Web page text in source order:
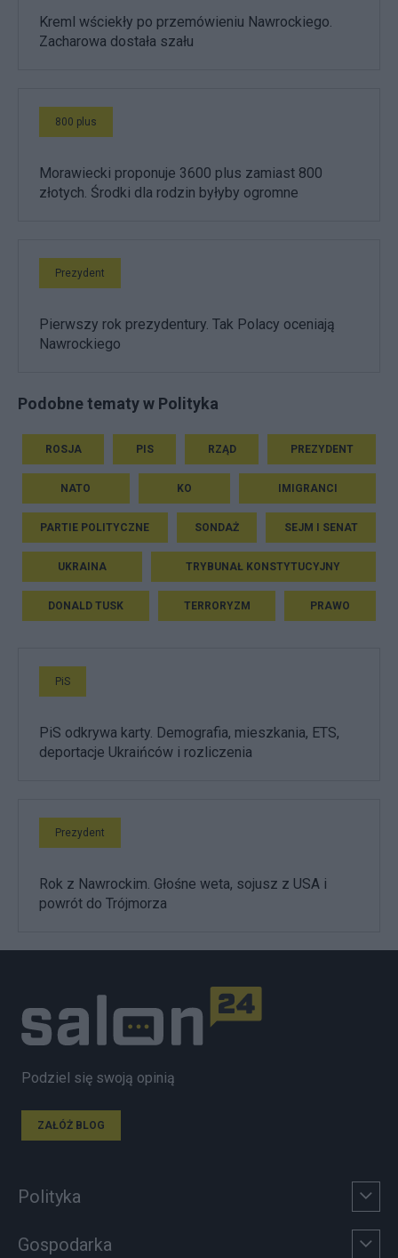
Kreml wściekły po przemówieniu Nawrockiego.
Zacharowa dostała szału
800 plus
Morawiecki proponuje 3600 plus zamiast 800
złotych. Środki dla rodzin byłyby ogromne
Prezydent
Pierwszy rok prezydentury. Tak Polacy oceniają
Nawrockiego
Podobne tematy w Polityka
ROSJA PIS RZĄD PREZYDENT
NATO KO IMIGRANCI
PARTIE POLITYCZNE SONDAŻ SEJM I SENAT
UKRAINA TRYBUNAŁ KONSTYTUCYJNY
DONALD TUSK TERRORYZM PRAWO
PiS
PiS odkrywa karty. Demografia, mieszkania, ETS,
deportacje Ukraińców i rozliczenia
Prezydent
Rok z Nawrockim. Głośne weta, sojusz z USA i
powrót do Trójmorza
Podziel się swoją opinią
ZAŁÓŻ BLOG
Polityka
Gospodarka